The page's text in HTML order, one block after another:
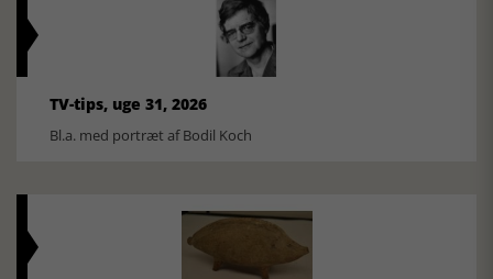
TV-tips, uge 31, 2026
Bl.a. med portræt af Bodil Koch